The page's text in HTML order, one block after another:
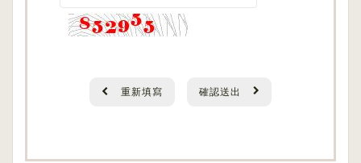
重新填寫 確認送出